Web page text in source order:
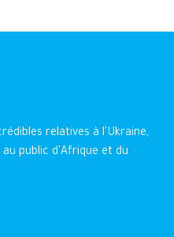
relatives à l'Ukraine,
public d'Afrique et du